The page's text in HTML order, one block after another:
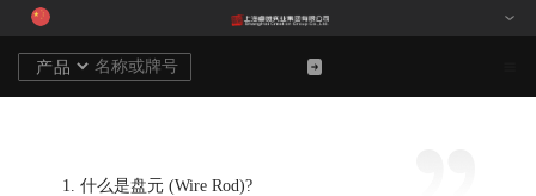
1. 什么是盘元 (Wire Rod)?